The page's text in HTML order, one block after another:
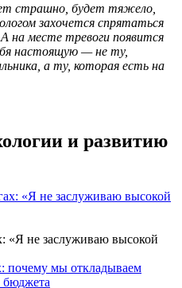
страшно, будет тяжело,
захочется спрятаться
на месте тревоги появится
настоящую — не ту,
а ту, которая есть на
и развитию
«Я не заслуживаю высокой